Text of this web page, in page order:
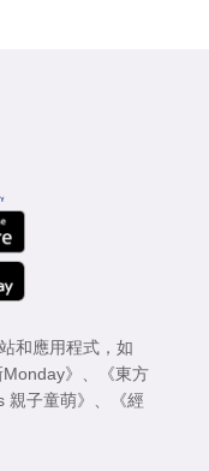
和應用程式，如
Monday》 、
《東方
親子童萌》 、
《經